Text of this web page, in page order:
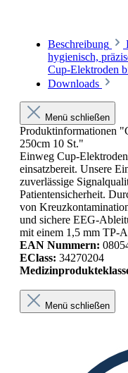
Beschreibung
hygienisch,
Cup-Elektroden
Downloads
Menü schließen
Produktinformationen
250cm 10 St."
Einweg Cup-
einsatzbereit. Unsere
zuverlässige
Patientensicherheit.
von
und sichere EEG-
mit einem 1,5 mm TP-
EAN Nummern:
EClass: 34270204
Menü schließen